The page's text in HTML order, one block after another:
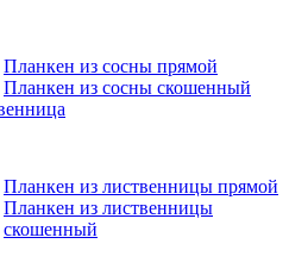
Планкен из сосны прямой
Планкен из сосны скошенный
Планкен из лиственницы прямой
Планкен из лиственницы
скошенный